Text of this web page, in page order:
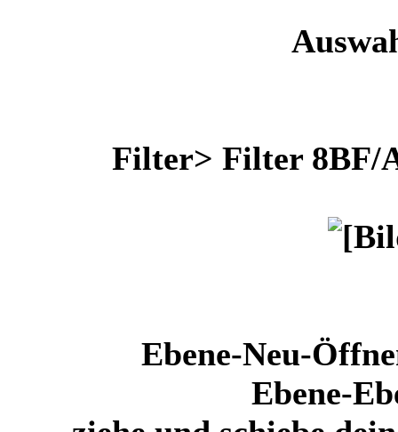
Filter> Filter 8BF/
Ebene-Neu-
Ebene-